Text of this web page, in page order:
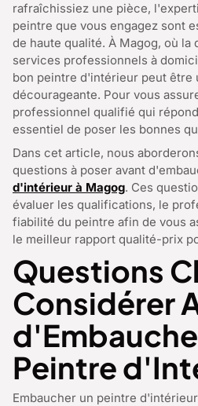
rafraîchissiez une pièce,
peintre que vous engagez sont
de haute qualité. À Magog, où la
services professionnels à
bon peintre d'intérieur peut être
décourageante. Pour vous
professionnel qualifié qui
essentiel de poser les bonnes
Dans cet article, nous
questions à poser avant
d'intérieur à Magog. Ces
évaluer les qualifications, le
fiabilité du peintre afin de vous
le meilleur rapport qualité-prix
Questions
Considérer
Peintre
Embaucher un peintre